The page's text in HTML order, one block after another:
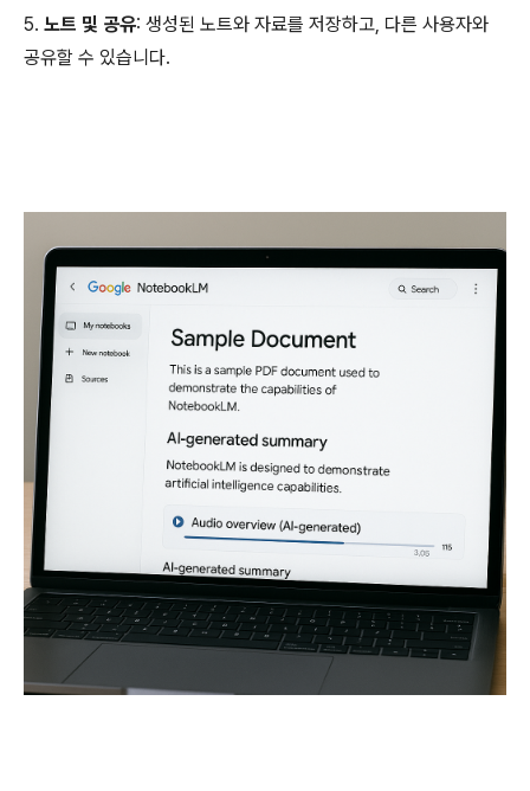
5. 노트 및 공유: 생성된 노트와 자료를 저장하고, 다른 사용자와
공유할 수 있습니다.